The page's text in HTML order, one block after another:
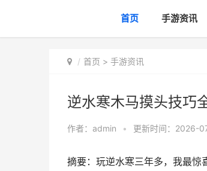
首页 手游资讯
首页 > 手游资讯
逆水寒木马摸头技巧
作者： admin • 更新时间：2026-
摘要：玩逆水寒三年多，我最